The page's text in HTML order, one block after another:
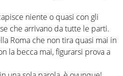
niente o quasi con gli
che arrivano da tutte le parti.
Roma che non tira quasi mai in
la becca mai, figurarsi prova a